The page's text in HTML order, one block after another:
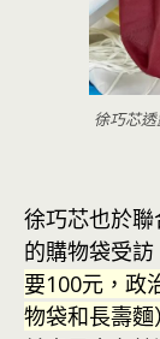
徐巧芯
徐巧芯也於
的購物袋受訪
要100元，政
物袋和長壽